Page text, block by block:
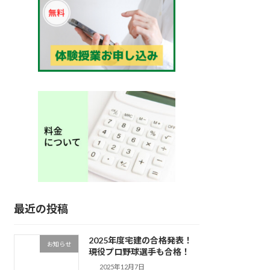
最近の投稿
お知らせ
2025年度宅建の合格発表！
現役プロ野球選手も合格！
2025年12月7日